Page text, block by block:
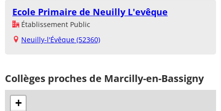
Ecole Primaire de Neuilly L'evêque
Établissement Public
Neuilly-l'Évêque (52360)
Collèges proches de Marcilly-en-Bassigny
+